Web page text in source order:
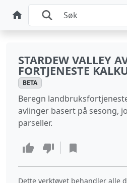
STARDEW VALLEY
FORTJENESTE
BETA
Beregn
avlinger basert på sesong,
parseller.
Dette verktøyet behandler alle